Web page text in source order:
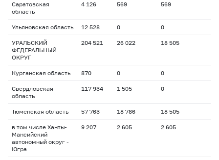
Саратовская
область
4 126 569 569
Ульяновская область 12 528 0 0
УРАЛЬСКИЙ
ФЕДЕРАЛЬНЫЙ
ОКРУГ
204 521 26 022 18 505
Курганская область 870 0 0
Свердловская
область
117 934 1 505 0
Тюменская область 57 763 18 786 18 505
в том числе Ханты-
Мансийский
автономный округ -
Югра
9 207 2 605 2 605